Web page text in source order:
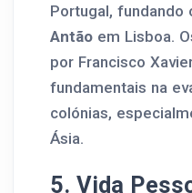
Portugal, fundando
Antão em Lisboa.
por Francisco
fundamentais na
colónias,
Ásia.
5. Vida